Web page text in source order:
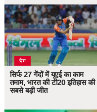
देश
सिर्फ 27 गेंदों में यूएई का काम
तमाम, भारत की टी20 इतिहास की
सबसे बड़ी जीत